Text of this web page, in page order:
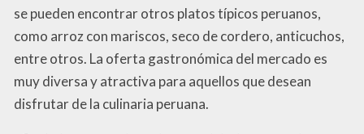
se pueden encontrar otros platos típicos peruanos,
como arroz con mariscos, seco de cordero, anticuchos,
entre otros. La oferta gastronómica del mercado es
muy diversa y atractiva para aquellos que desean
disfrutar de la culinaria peruana.